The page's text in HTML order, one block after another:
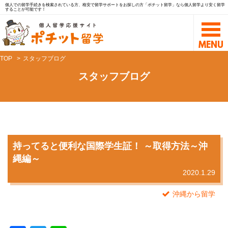
個人での留学手続きを検索されている方、格安で留学サポートをお探しの方「ポチット留学」なら個人留学より安く留学
することが可能です！
TOP スタッフブログ
スタッフブログ
持ってると便利な国際学生証！ ～取得方法～沖
縄編～
2020.1.29
沖縄から留学